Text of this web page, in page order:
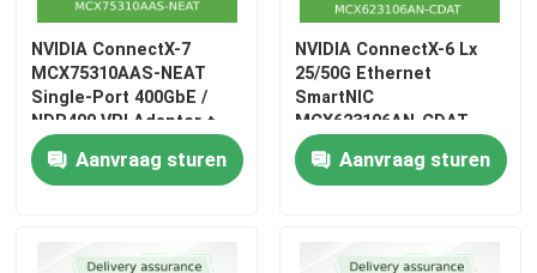
NVIDIA ConnectX-7
MCX75310AAS-NEAT
Single-Port 400GbE /
NDR400 VPI Adapter ¢
PCIe 5.0 x16, OSFP,
Secure Boot
Aanvraag sturen
NVIDIA ConnectX-6 Lx
25/50G Ethernet
SmartNIC
MCX623106AN-CDAT
Aanvraag sturen